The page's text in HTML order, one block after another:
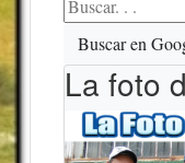
Buscar en
La foto